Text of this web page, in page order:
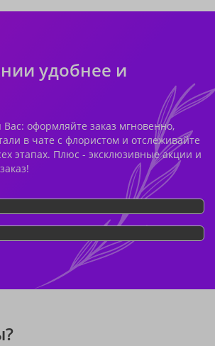
удобнее и
оформляйте заказ мгновенно,
в чате с флористом и отслеживайте
этапах. Плюс - эксклюзивные акции и